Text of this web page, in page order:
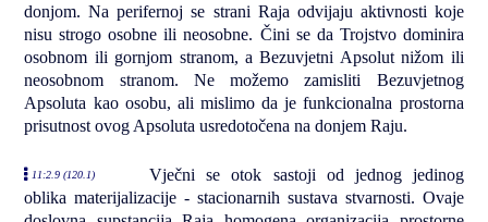
donjom. Na perifernoj se strani Raja odvijaju aktivnosti koje
nisu strogo osobne ili neosobne. Čini se da Trojstvo dominira
osobnom ili gornjom stranom, a Bezuvjetni Apsolut nižom ili
neosobnom stranom. Ne možemo zamisliti Bezuvjetnog
Apsoluta kao osobu, ali mislimo da je funkcionalna prostorna
prisutnost ovog Apsoluta usredotočena na donjem Raju.
11:2.9 (120.1)
Vječni se otok sastoji od jednog jedinog
oblika materijalizacije - stacionarnih sustava stvarnosti. Ovaje